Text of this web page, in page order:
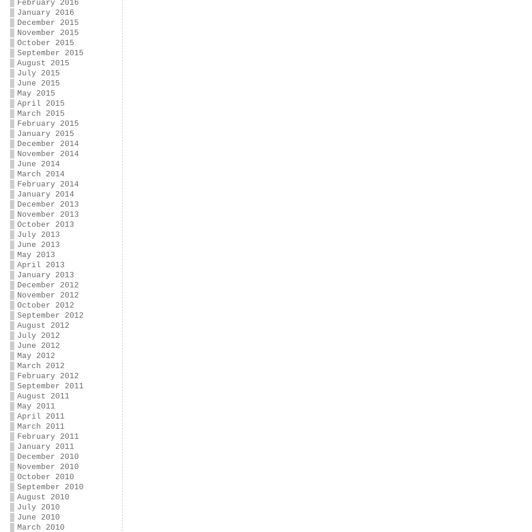
February 2016
January 2016
December 2015
November 2015
October 2015
September 2015
August 2015
July 2015
June 2015
May 2015
April 2015
March 2015
February 2015
January 2015
December 2014
November 2014
June 2014
March 2014
February 2014
January 2014
December 2013
November 2013
October 2013
July 2013
June 2013
May 2013
April 2013
January 2013
December 2012
November 2012
October 2012
September 2012
August 2012
July 2012
June 2012
May 2012
March 2012
February 2012
September 2011
August 2011
May 2011
April 2011
March 2011
February 2011
January 2011
December 2010
November 2010
October 2010
September 2010
August 2010
July 2010
June 2010
March 2010